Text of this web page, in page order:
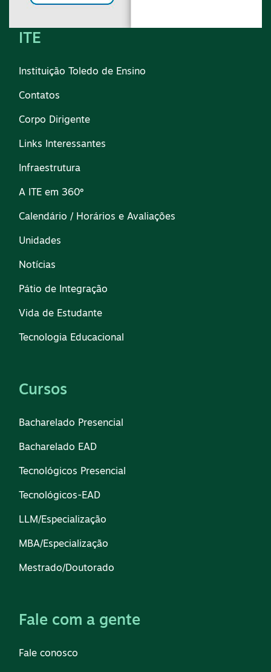
ITE
Instituição Toledo de Ensino
Contatos
Corpo Dirigente
Links Interessantes
Infraestrutura
A ITE em 360º
Calendário / Horários e Avaliações
Unidades
Notícias
Pátio de Integração
Vida de Estudante
Tecnologia Educacional
Cursos
Bacharelado Presencial
Bacharelado EAD
Tecnológicos Presencial
Tecnológicos-EAD
LLM/Especialização
MBA/Especialização
Mestrado/Doutorado
Fale com a gente
Fale conosco